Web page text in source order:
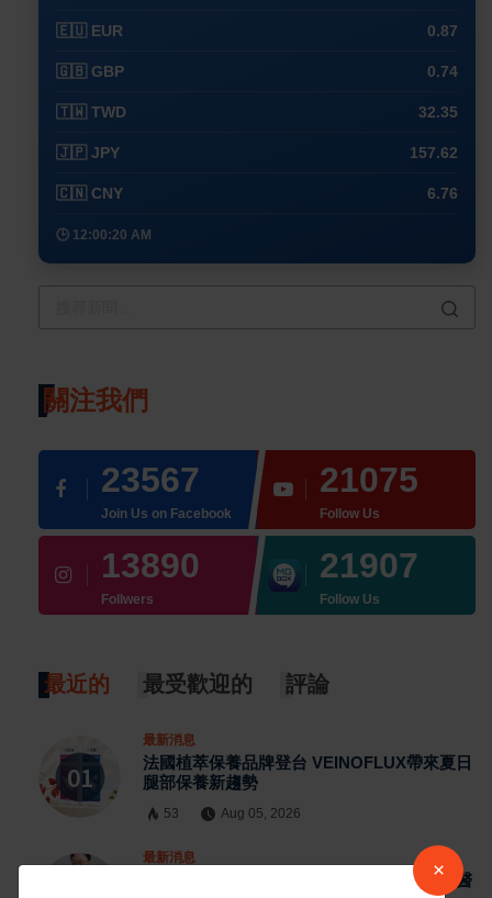
🇪🇺 EUR 0.87
🇬🇧 GBP 0.74
🇹🇼 TWD 32.35
🇯🇵 JPY 157.62
🇨🇳 CNY 6.76
🕒 12:00:20 AM
關注我們
23567
Join Us on Facebook
21075
Follow Us
13890
Follwers
21907
Follow Us
最近的 最受歡迎的 評論
最新消息
法國植萃保養品牌登台 VEINOFLUX帶來夏日
腿部保養新趨勢
53 Aug 05, 2026
最新消息
生產、年齡增長私密處一定會改變？婦產科醫
×